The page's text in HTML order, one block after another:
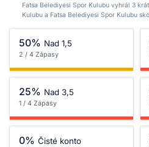
Fatsa Belediyesi Spor Kulubu vyhrál 3
Kulubu a Fatsa Belediyesi Spor Kulubu
50% Nad 1,5
2 / 4 Zápasy
25% Nad 3,5
1 / 4 Zápasy
0% Čisté konto